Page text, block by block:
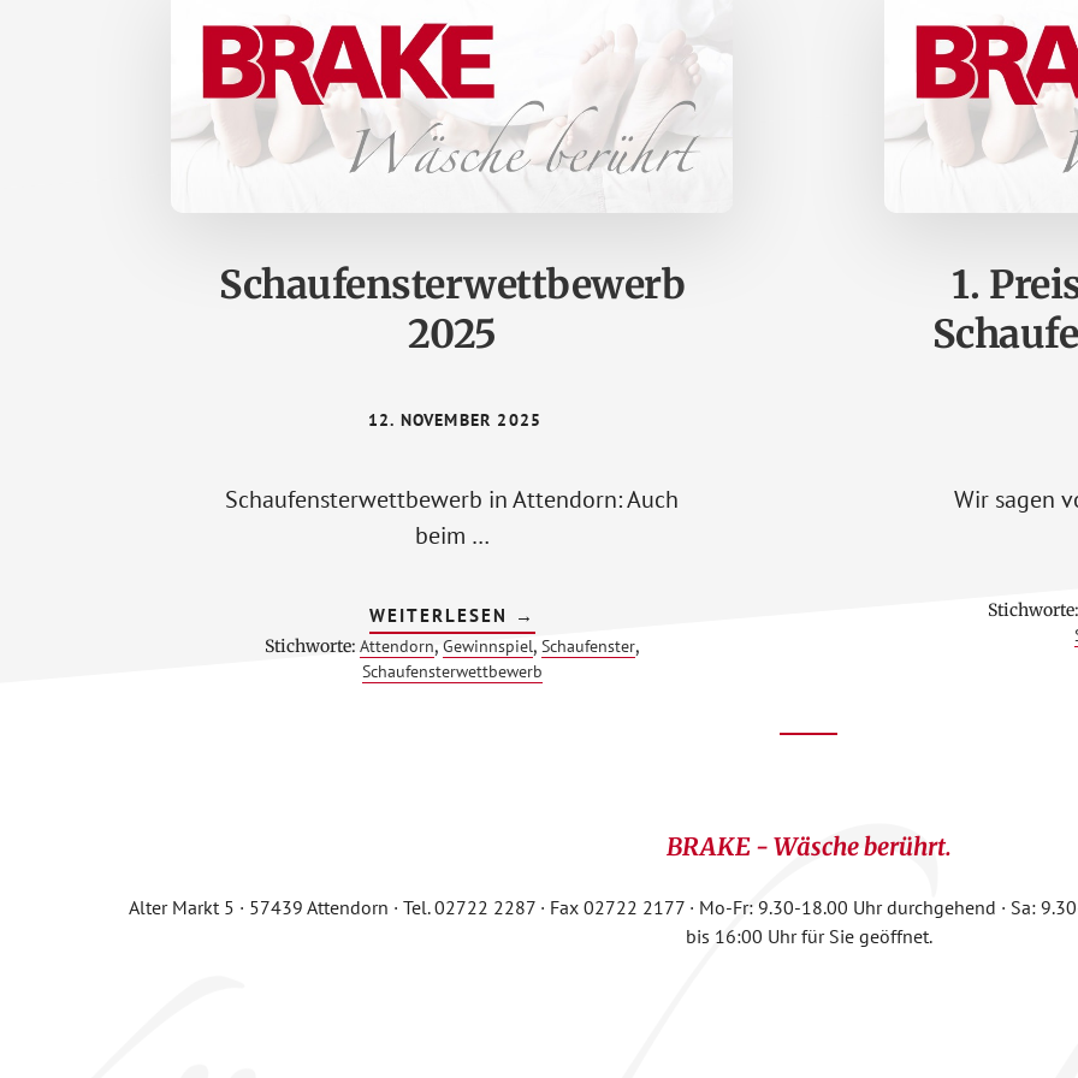
Schaufensterwettbewerb
2025
12. NOVEMBER 2025
Schaufensterwettbewerb in Attendorn: Auch
beim …
WEITERLESEN ÜBERSCHAUFENSTERWETTBEWERB
2025
→
Stichworte: Attendorn, Gewinnspiel, Schaufenster,
Schaufensterwettbewerb
1.
Wir sagen
BRAKE - Wäsche berührt.
Alter Markt 5 · 57439 Attendorn · Tel. 02722 2287 · Fax 02722 2177 · Mo-Fr: 9.30-18.00 Uhr durchgehend · Sa:
bis 16:00 Uhr für Sie geöffnet.